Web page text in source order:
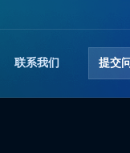
联系​我们 提交